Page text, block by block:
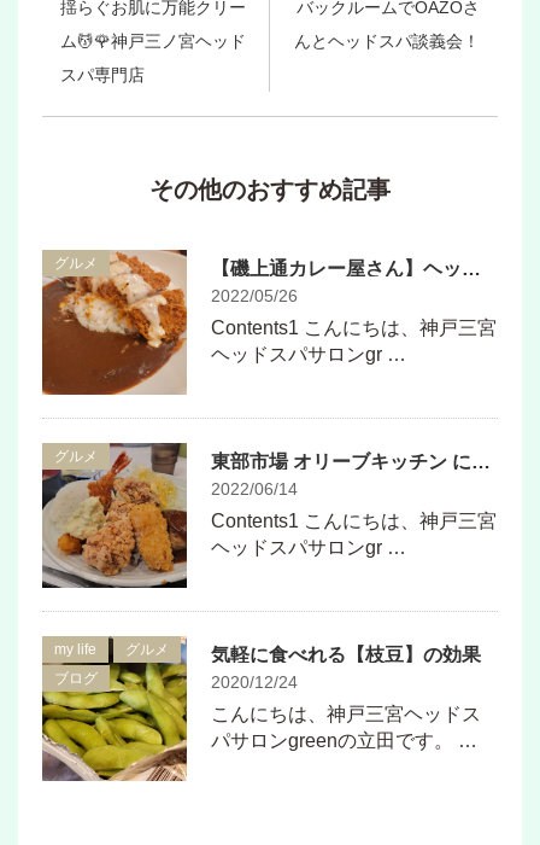
揺らぐお肌に万能クリー
ム💆🌹神戸三ノ宮ヘッド
スパ専門店
バックルームでOAZOさ
んとヘッドスパ談義会！
その他のおすすめ記事
グルメ 【磯上通カレー屋さん】ヘッドスパサロンgreenの近くにある《正義のトンカツとカレー1号》に行ってきました
2022/05/26
Contents1 こんにちは、神戸三宮
ヘッドスパサロンgr …
グルメ 東部市場 オリーブキッチン にいってきました
2022/06/14
Contents1 こんにちは、神戸三宮
ヘッドスパサロンgr …
my life
グルメ
ブログ
気軽に食べれる【枝豆】の効果
2020/12/24
こんにちは、神戸三宮ヘッドス
パサロンgreenの立田です。 …